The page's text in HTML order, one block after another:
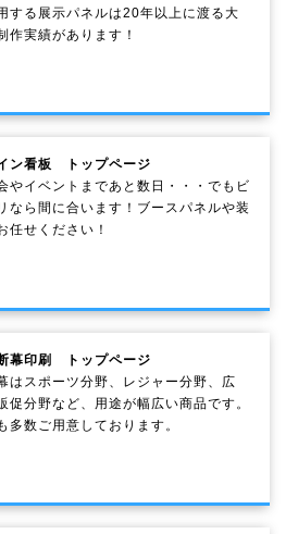
する展示パネルは20年以上に渡る大
作実績があります！
ン看板 トップページ
やイベントまであと数日・・・でもビ
なら間に合います！ブースパネルや装
任せください！
幕印刷 トップページ
はスポーツ分野、レジャー分野、広
促分野など、用途が幅広い商品です。
多数ご用意しております。